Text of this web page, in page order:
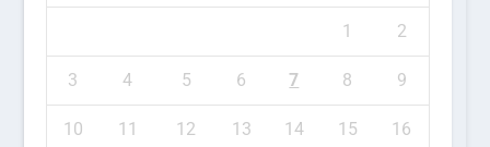
1 2
3 4 5 6 7 8 9
10 11 12 13 14 15 16